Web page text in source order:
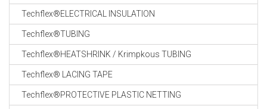
Techflex®ELECTRICAL INSULATION
Techflex®TUBING
Techflex®HEATSHRINK / Krimpkous TUBING
Techflex® LACING TAPE
Techflex®PROTECTIVE PLASTIC NETTING